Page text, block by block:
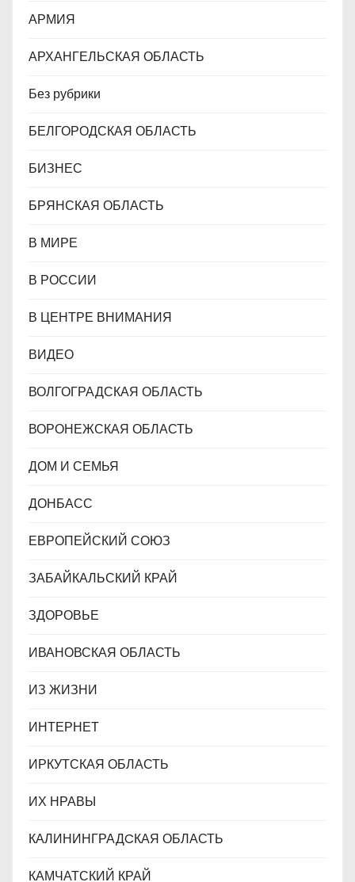
м
АРМИЯ
АРХАНГЕЛЬСКАЯ ОБЛАСТЬ
Без рубрики
БЕЛГОРОДСКАЯ ОБЛАСТЬ
БИЗНЕС
БРЯНСКАЯ ОБЛАСТЬ
В МИРЕ
В РОССИИ
В ЦЕНТРЕ ВНИМАНИЯ
ВИДЕО
ВОЛГОГРАДСКАЯ ОБЛАСТЬ
ВОРОНЕЖСКАЯ ОБЛАСТЬ
ДОМ И СЕМЬЯ
ДОНБАСС
ЕВРОПЕЙСКИЙ СОЮЗ
ЗАБАЙКАЛЬСКИЙ КРАЙ
ЗДОРОВЬЕ
ИВАНОВСКАЯ ОБЛАСТЬ
ИЗ ЖИЗНИ
ИНТЕРНЕТ
ИРКУТСКАЯ ОБЛАСТЬ
ИХ НРАВЫ
КАЛИНИНГРАДCКАЯ ОБЛАСТЬ
КАМЧАТСКИЙ КРАЙ